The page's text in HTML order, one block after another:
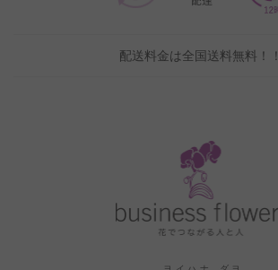
配送料金は全国送料無料！！